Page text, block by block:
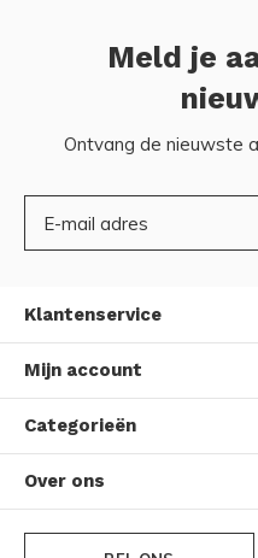
Meld je
Ontvang de nieuwste
Klantenservice
Mijn account
Categorieën
Over ons